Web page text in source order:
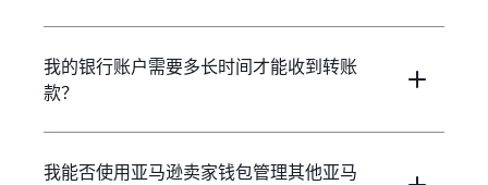
我的银行账户需要多长时间才能收到转账
款？
我能否使用亚马逊卖家钱包管理其他亚马